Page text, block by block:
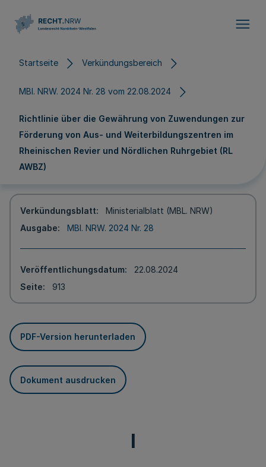
Startseite Verkündungsbereich
MBl. NRW. 2024 Nr. 28 vom 22.08.2024
Richtlinie über die Gewährung von Zuwendungen zur
Förderung von Aus- und Weiterbildungszentren im
Rheinischen Revier und Nördlichen Ruhrgebiet (RL
AWBZ)
Verkündungsblatt
Ministerialblatt (MBL. NRW)
Ausgabe
MBl. NRW. 2024 Nr. 28
Veröffentlichungsdatum
22.08.2024
Seite
913
PDF-Version herunterladen
Dokument ausdrucken
I